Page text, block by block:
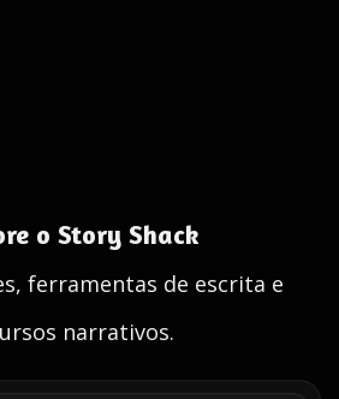
o Story Shack
ferramentas de escrita e
narrativos.